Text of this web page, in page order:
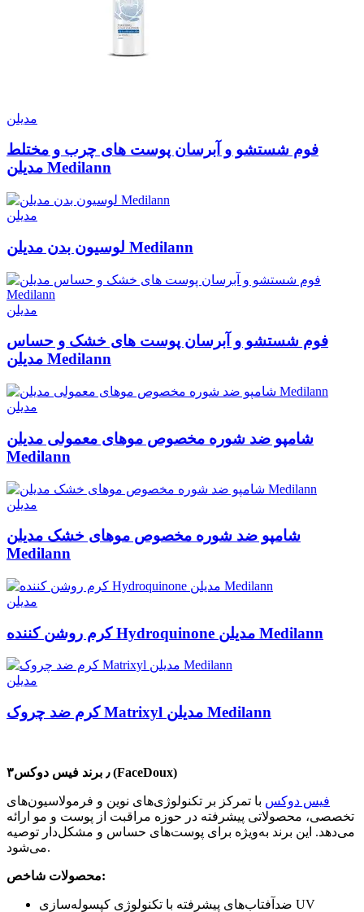
مدیلن
فوم شستشو و آبرسان پوست های چرب و مختلط
مدیلن Medilann
مدیلن
لوسیون بدن مدیلن Medilann
مدیلن
فوم شستشو و آبرسان پوست های خشک و حساس
مدیلن Medilann
مدیلن
شامپو ضد شوره مخصوص موهای معمولی مدیلن
Medilann
مدیلن
شامپو ضد شوره مخصوص موهای خشک مدیلن
Medilann
مدیلن
کرم روشن کننده Hydroquinone مدیلن Medilann
مدیلن
کرم ضد چروک Matrixyl مدیلن Medilann
۳٫ برند فیس دوکس (FaceDoux)
فیس دوکس با تمرکز بر تکنولوژی‌های نوین و فرمولاسیون‌های
تخصصی، محصولاتی پیشرفته در حوزه مراقبت از پوست و مو ارائه
می‌دهد. این برند به‌ویژه برای پوست‌های حساس و مشکل‌دار توصیه
می‌شود.
محصولات شاخص:
ضدآفتاب‌های پیشرفته با تکنولوژی کپسوله‌سازی UV